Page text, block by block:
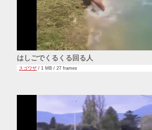
はしごでくるくる回る人
スゴワザ / 1 MB / 27 frames